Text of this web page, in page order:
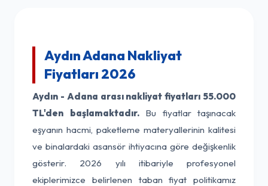
Aydın Adana Nakliyat
Fiyatları 2026
Aydın - Adana arası nakliyat fiyatları 55.000
TL'den başlamaktadır.Bu fiyatlar taşınacak
eşyanın hacmi, paketleme materyallerinin kalitesi
ve binalardaki asansör ihtiyacına göre değişkenlik
gösterir. 2026 yılı itibariyle profesyonel
ekiplerimizce belirlenen taban fiyat politikamız